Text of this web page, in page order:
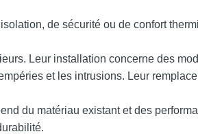
de sécurité ou de confort
Leur installation concerne des
et les intrusions. Leur
du matériau existant et des